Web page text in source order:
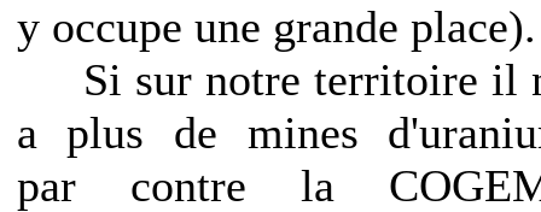
y occupe une grande
Si sur notre territoire il
a plus de mines
par contre la